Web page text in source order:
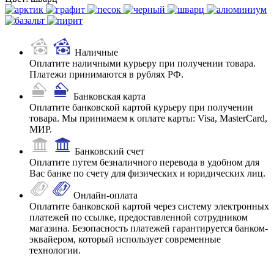
Наличные
Оплатите наличными курьеру при получении товара.
Платежи принимаются в рублях РФ.
Банковская карта
Оплатите банковской картой курьеру при получении
товара. Мы принимаем к оплате карты: Visa, MasterCard,
МИР.
Банковский счет
Оплатите путем безналичного перевода в удобном для
Вас банке по счету для физических и юридических лиц.
Онлайн-оплата
Оплатите банковской картой через систему электронных
платежей по ссылке, предоставленной сотрудником
магазина. Безопасность платежей гарантируется банком-
эквайером, который использует современные
технологии.